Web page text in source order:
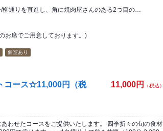
通りを直進し、角に焼肉屋さんのある2つ目の…
お席でご用意しております。)
個室あり
11,000円 （税込）
コース☆11,000円（税
わせたコースをご提供いたします。 四季折々の旬の食材